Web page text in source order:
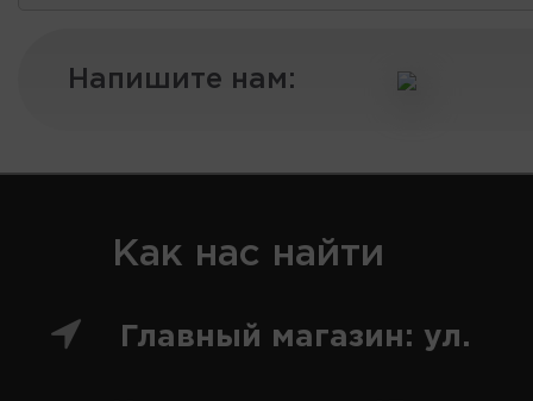
Напишите нам:
Как нас найти
Главный магазин: ул.